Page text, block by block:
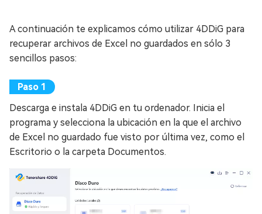
A continuación te explicamos cómo utilizar 4DDiG para
recuperar archivos de Excel no guardados en sólo 3
sencillos pasos:
Descarga e instala 4DDiG en tu ordenador. Inicia el
programa y selecciona la ubicación en la que el archivo
de Excel no guardado fue visto por última vez, como el
Escritorio o la carpeta Documentos.